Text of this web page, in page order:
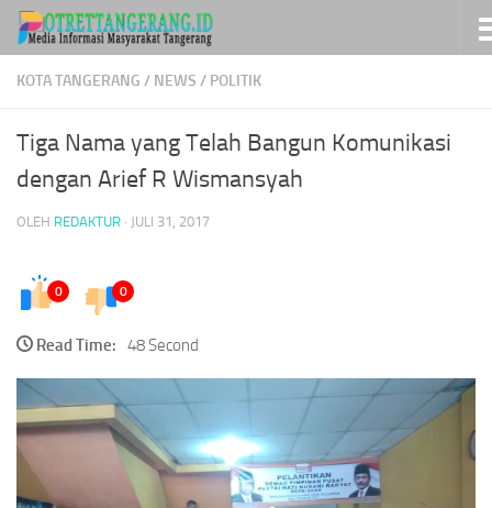
Skip to content
KOTA TANGERANG / NEWS / POLITIK
Tiga Nama yang Telah Bangun Komunikasi
dengan Arief R Wismansyah
OLEH REDAKTUR · JULI 31, 2017
0 0
Read Time: 48 Second